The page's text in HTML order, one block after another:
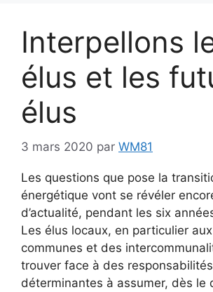
Interpellons
élus et les
élus
3 mars 2020 par WM81
Les questions que pose la
énergétique vont se révéler
d’actualité, pendant les six
Les élus locaux, en particulier
communes et des
trouver face à des responsabilités
déterminantes à assumer, dès le